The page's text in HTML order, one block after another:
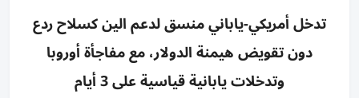
تدخل أمريكي-ياباني منسق لدعم الين كسلاح ردع
دون تقويض هيمنة الدولار، مع مفاجأة أوروبا
وتدخلات يابانية قياسية على 3 أيام